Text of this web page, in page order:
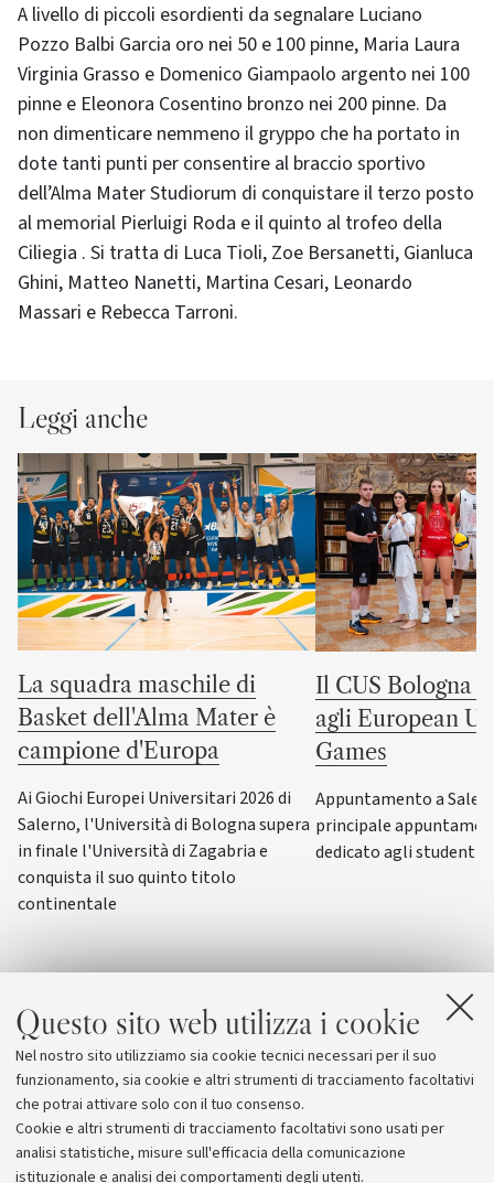
Questo sito web utilizza i cookie
Nel nostro sito utilizziamo sia cookie tecnici necessari per il suo
funzionamento, sia cookie e altri strumenti di tracciamento facoltativi
che potrai attivare solo con il tuo consenso.
Cookie e altri strumenti di tracciamento facoltativi sono usati per
analisi statistiche, misure sull'efficacia della comunicazione
istituzionale e analisi dei comportamenti degli utenti.
A livello di piccoli esordienti da segnalare Luciano
Pozzo Balbi Garcia oro nei 50 e 100 pinne, Maria Laura
Virginia Grasso e Domenico Giampaolo argento nei 100
pinne e Eleonora Cosentino bronzo nei 200 pinne. Da
non dimenticare nemmeno il gryppo che ha portato in
dote tanti punti per consentire al braccio sportivo
dell’Alma Mater Studiorum di conquistare il terzo posto
al memorial Pierluigi Roda e il quinto al trofeo della
Ciliegia . Si tratta di Luca Tioli, Zoe Bersanetti, Gianluca
Ghini, Matteo Nanetti, Martina Cesari, Leonardo
Massari e Rebecca Tarroni.
Leggi anche
La squadra maschile di
Basket dell'Alma Mater è
campione d'Europa
Ai Giochi Europei Universitari 2026 di
Salerno, l'Università di Bologna supera
in finale l'Università di Zagabria e
conquista il suo quinto titolo
continentale
Il CUS Bologna
agli European
Games
Appuntamento a
principale
dedicato agli